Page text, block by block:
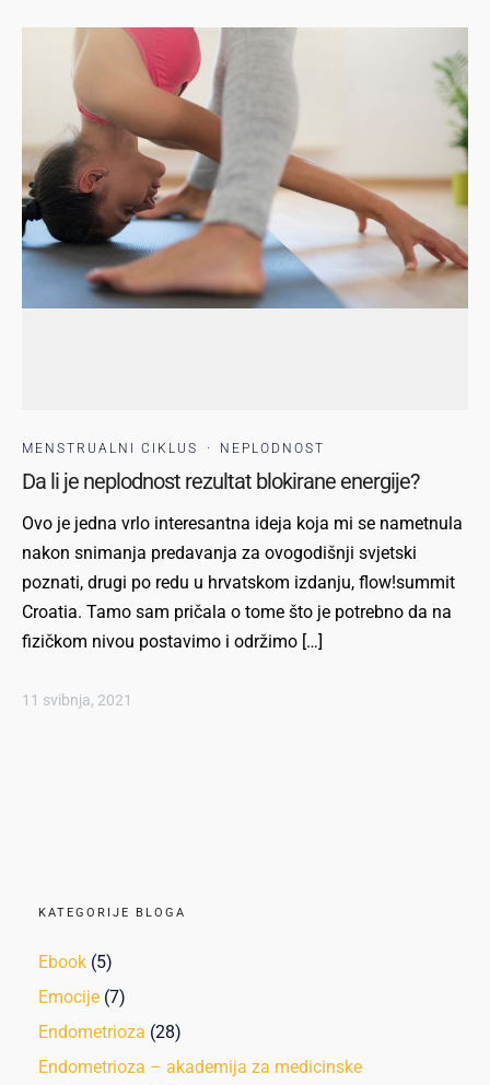
MENSTRUALNI CIKLUS · NEPLODNOST
Da li je neplodnost rezultat blokirane energije?
Ovo je jedna vrlo interesantna ideja koja mi se nametnula
nakon snimanja predavanja za ovogodišnji svjetski
poznati, drugi po redu u hrvatskom izdanju, flow!summit
Croatia. Tamo sam pričala o tome što je potrebno da na
fizičkom nivou postavimo i održimo […]
11 svibnja, 2021
KATEGORIJE BLOGA
Ebook (5)
Emocije (7)
Endometrioza (28)
Endometrioza – akademija za medicinske